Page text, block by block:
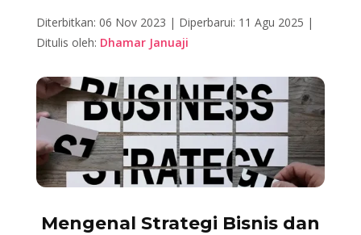
Diterbitkan: 06 Nov 2023 | Diperbarui: 11 Agu 2025 |
Ditulis oleh: Dhamar Januaji
Mengenal Strategi Bisnis dan